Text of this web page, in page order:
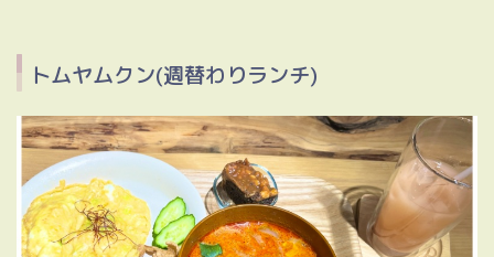
トムヤムクン(週替わりランチ)